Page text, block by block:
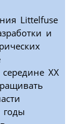
Littelfuse
и
XX